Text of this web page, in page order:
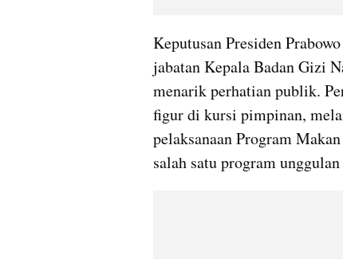
Keputusan Presiden
jabatan Kepala Badan Gizi
menarik perhatian publik.
figur di kursi pimpinan,
pelaksanaan Program
salah satu program